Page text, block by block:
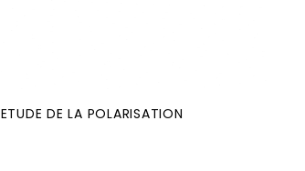
ETUDE DE LA POLARISATION